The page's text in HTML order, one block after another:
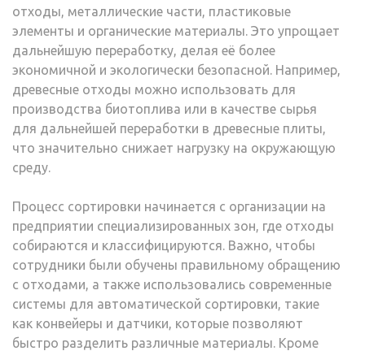
отходы, металлические части, пластиковые
элементы и органические материалы. Это упрощает
дальнейшую переработку, делая её более
экономичной и экологически безопасной. Например,
древесные отходы можно использовать для
производства биотоплива или в качестве сырья
для дальнейшей переработки в древесные плиты,
что значительно снижает нагрузку на окружающую
среду.
Процесс сортировки начинается с организации на
предприятии специализированных зон, где отходы
собираются и классифицируются. Важно, чтобы
сотрудники были обучены правильному обращению
с отходами, а также использовались современные
системы для автоматической сортировки, такие
как конвейеры и датчики, которые позволяют
быстро разделить различные материалы. Кроме